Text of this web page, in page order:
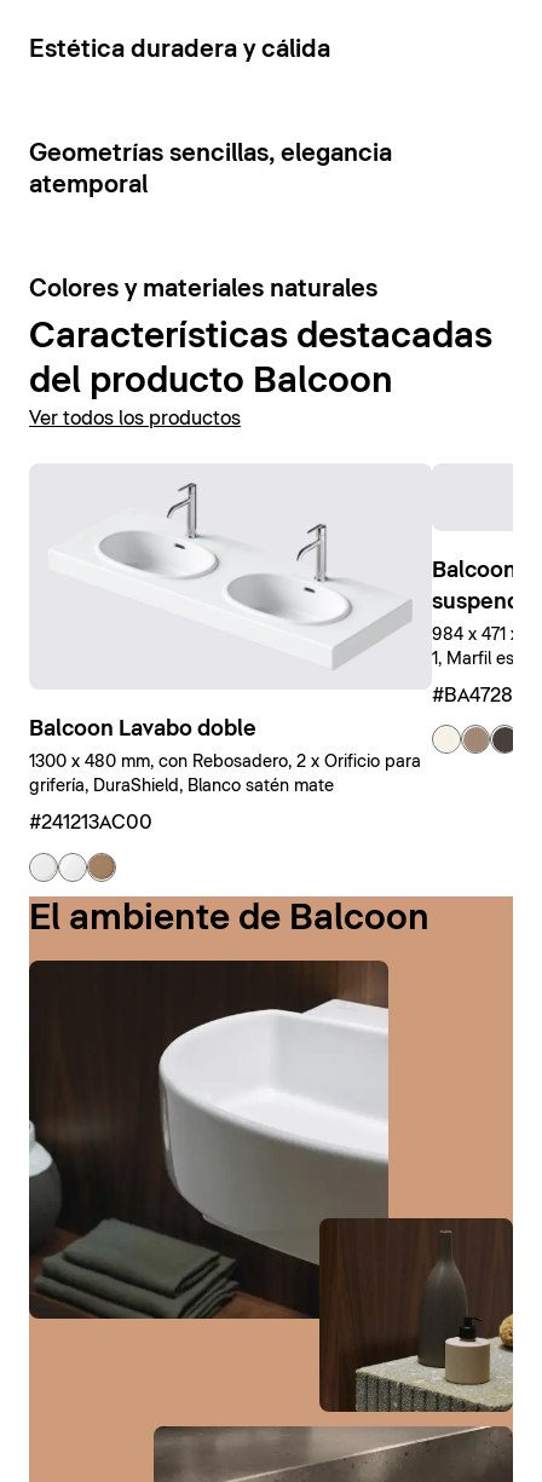
combinación de colores contrastantes.
Mostrar muebles de baño
5
Estética duradera y cálida
7
Geometrías sencillas, elegancia
atemporal
6
Colores y materiales naturales
Características destacadas
del producto Balcoon
Ver todos los productos
Balcoon Lavabo doble
1300 x 480 mm, con Rebosadero, 2 x Orificio para
grifería, DuraShield, Blanco satén mate
#241213AC00
Balcoon
984 x 471 x
1, Marfil
El ambiente de Balcoon